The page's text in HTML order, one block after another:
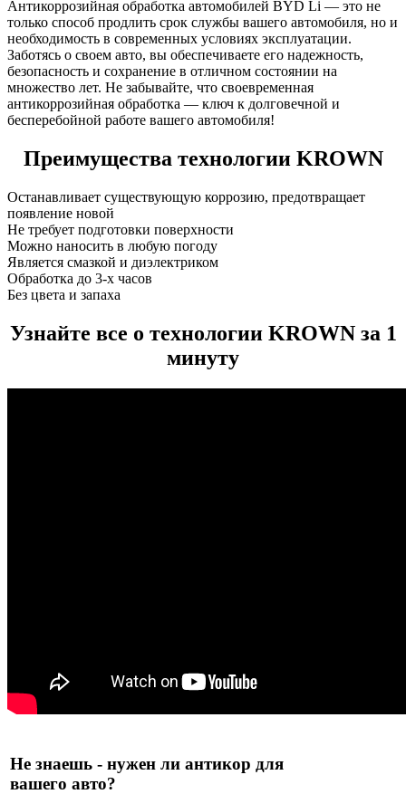
Антикоррозийная обработка автомобилей BYD Li — это не
только способ продлить срок службы вашего автомобиля, но и
необходимость в современных условиях эксплуатации.
Заботясь о своем авто, вы обеспечиваете его надежность,
безопасность и сохранение в отличном состоянии на
множество лет. Не забывайте, что своевременная
антикоррозийная обработка — ключ к долговечной и
бесперебойной работе вашего автомобиля!
Преимущества технологии KROWN
Останавливает существующую коррозию, предотвращает
появление новой
Не требует подготовки поверхности
Можно наносить в любую погоду
Является смазкой и диэлектриком
Обработка до 3-х часов
Без цвета и запаха
Узнайте все о технологии KROWN за 1
минуту
Не знаешь - нужен ли антикор для
вашего авто?